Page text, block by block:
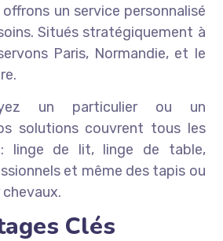
un service personnalisé
Situés stratégiquement à
Paris, Normandie, et le
un particulier ou un
solutions couvrent tous les
linge de lit, linge de table,
et même des tapis ou
Clés